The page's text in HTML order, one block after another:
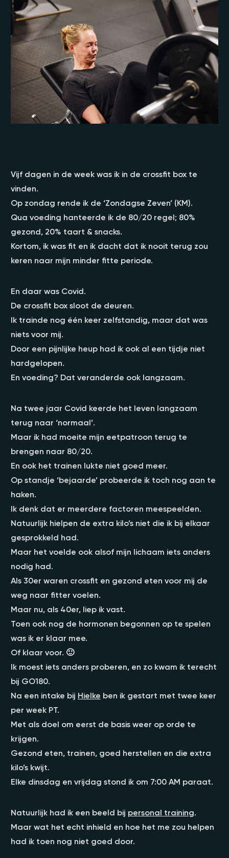
Vijf dagen in de week was ik in de crossfit box te
vinden.
Op zondag rende ik de ‘Zondagse Zeven’ (KM).
Qua voeding hanteerde ik de 80/20 regel; 80%
gezond, 20% taart & snacks.
Kortom, ik was fit en ik dacht dat ik nooit terug zou
keren naar mijn minder fitte periode.
En daar was Covid.
De crossfit box sloot de deuren.
Ik trainde nog één keer zelfstandig, maar dat was
niets voor mij.
Door een pijnlijke heup had ik ook al een tijdje niet
hardgelopen.
En voeding? Dat veranderde ook langzaam.
Na twee jaar Covid keerde het leven langzaam
terug naar ‘normaal’.
Maar ik had moeite mijn eetpatroon terug te
brengen naar 80/20.
En ook het trainen lukte niet goed meer.
Op standje ‘bejaarde’ probeerde ik toch nog aan te
haken.
Ik denk dat er meerdere factoren meespeelden.
Natuurlijk hielpen de extra kilo’s niet die ik bij elkaar
gesprokkeld had.
Maar het voelde ook alsof mijn lichaam iets anders
nodig had.
Als 30er waren crossfit en gezond eten voor mij de
weg naar fitter voelen.
Maar nu, als 40er, liep ik vast.
Toen ook nog de hormonen begonnen op te spelen
was ik er klaar mee.
Of klaar voor. 🙂
Ik moest iets anders proberen, en zo kwam ik terecht
bij GO180.
Na een intake bij Hielke ben ik gestart met twee keer
per week PT.
Met als doel om eerst de basis weer op orde te
krijgen.
Gezond eten, trainen, goed herstellen en die extra
kilo’s kwijt.
Elke dinsdag en vrijdag stond ik om 7:00 AM paraat.
Natuurlijk had ik een beeld bij personal training.
Maar wat het echt inhield en hoe het me zou helpen
had ik toen nog niet goed door.